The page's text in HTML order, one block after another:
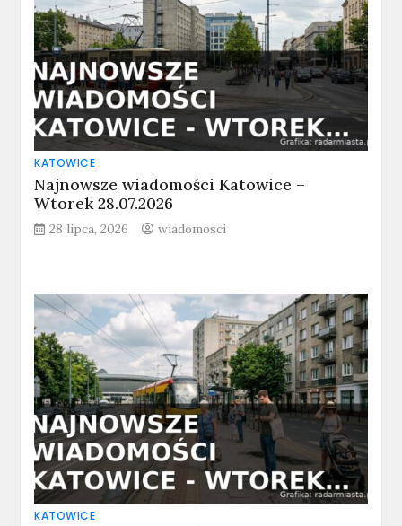
KATOWICE
Najnowsze wiadomości Katowice –
Wtorek 28.07.2026
28 lipca, 2026 wiadomosci
KATOWICE